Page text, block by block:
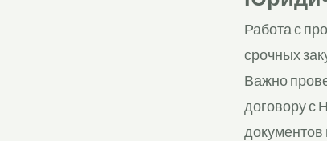
Работа с
срочных
Важно
договору с
документов